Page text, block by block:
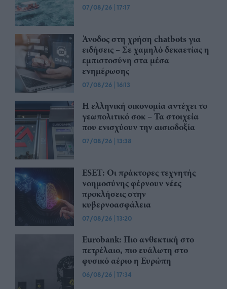
07/08/26 | 17:17
Άνοδος στη χρήση chatbots για
ειδήσεις – Σε χαμηλό δεκαετίας η
εμπιστοσύνη στα μέσα
ενημέρωσης
07/08/26 | 16:13
Η ελληνική οικονομία αντέχει το
γεωπολιτικό σοκ – Τα στοιχεία
που ενισχύουν την αισιοδοξία
07/08/26 | 13:38
ESET: Οι πράκτορες τεχνητής
νοημοσύνης φέρνουν νέες
προκλήσεις στην
κυβερνοασφάλεια
07/08/26 | 13:20
Eurobank: Πιο ανθεκτική στο
πετρέλαιο, πιο ευάλωτη στο
φυσικό αέριο η Ευρώπη
06/08/26 | 17:34